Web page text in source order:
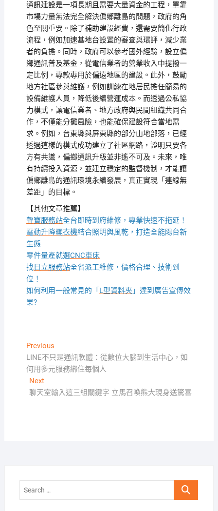
通訊建設是一項長期且需要大量資金的工程，單靠
市場力量無法完全解決偏鄉離島的問題，政府的角
色至關重要。除了補助建設經費，還需要簡化行政
流程，例如加速基地台設置的審查與環評，減少業
者的負擔。同時，政府可以參考國外經驗，設立偏
鄉通訊普及基金，從電信業者的營業收入中提撥一
定比例，專款專用於偏遠地區的建設。此外，鼓勵
地方社區參與維護，例如訓練在地居民擔任簡易的
設備維護人員，降低後續營運成本。而透過公私協
力模式，讓電信業者、地方政府與民間組織共同合
作，不僅能分攤風險，也能確保建設符合當地需
求。例如，台東縣與屏東縣的部分山地部落，已經
透過這樣的模式成功建立了社區網路，證明只要各
方有共識，偏鄉通訊升級並非遙不可及。未來，唯
有持續投入資源，並建立穩定的監督機制，才能讓
偏鄉離島的通訊環境永續發展，真正實現「連線無
差距」的目標。
【其他文章推薦】
聲寶服務站全台即時到府維修，專業快速不拖延！
電動升降曬衣機結合照明與風乾，打造全能陽台新
生態
零件量產就選CNC車床
找日立服務站全省派工維修，價格合理、技術到
位！
如何利用一般常見的「 L型資料夾」達到廣告宣傳效
果?
文
章
導
覽
PreviousPrevious
post:
LINE不只是通訊軟體：從數位大腦到生活中心，如
何用多元服務綁住每個人
NextNext
post:
聊天室輸入這三組關鍵字 立馬召喚熊大現身送驚喜
Search